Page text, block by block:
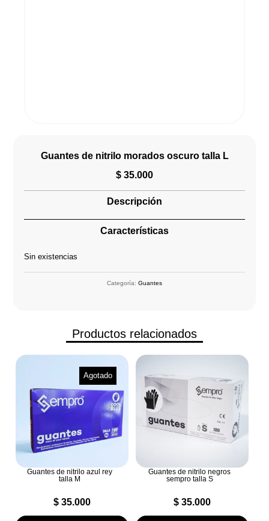
Guantes de nitrilo morados oscuro talla L
$ 35.000
Descripción
Características
Sin existencias
Categoría: Guantes
Productos relacionados
Agotado
Guantes de nitrilo azul rey
talla M
$35.000
Guantes de nitrilo negros
sempro talla S
$35.000